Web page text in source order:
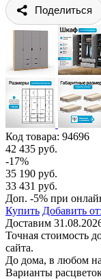
Поделиться
Код товара: 94696
42 435 руб.
-17%
35 190 руб.
33 431 руб.
Доп. -5% при
Купить Добавить
Доставим
Точная стоимость
сайта.
До дома, в любом
Варианты